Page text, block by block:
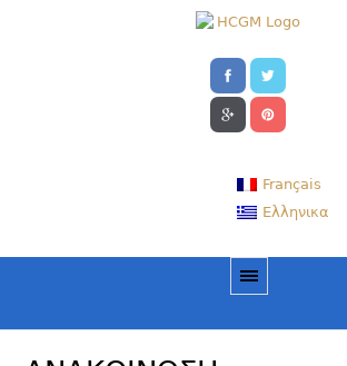
Français
Ελληνικα